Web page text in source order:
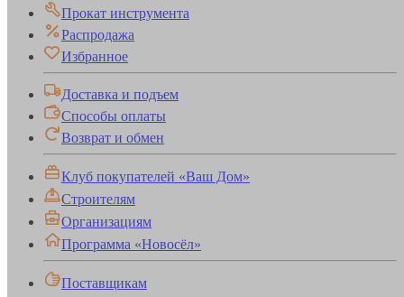
Прокат инструмента
Распродажа
Избранное
Доставка и подъем
Способы оплаты
Возврат и обмен
Клуб покупателей «Ваш Дом»
Строителям
Организациям
Программа «Новосёл»
Поставщикам